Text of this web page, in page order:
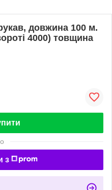
довжина 100 м.
4000) товщина
з